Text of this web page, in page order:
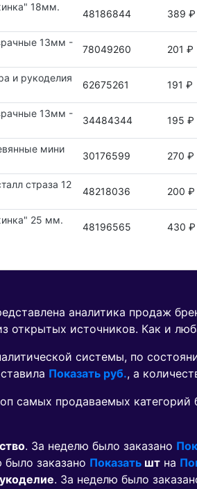
18мм.
48186844 389 ₽
13мм -
78049260 201 ₽
и рукоделия
62675261 191 ₽
13мм -
34484344 195 ₽
мини
30176599 270 ₽
страза 12
48218036 200 ₽
25 мм.
48196565 430 ₽
аналитика продаж
открытых источников. Как и
системы, по
Показать руб., а
самых продаваемых категорий
. За неделю было заказано
было заказано Показать шт на
. За неделю было